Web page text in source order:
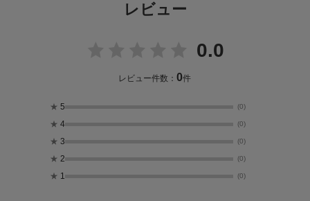
レビュー
0.0
レビュー件数：0件
★ 5 (0)
★ 4 (0)
★ 3 (0)
★ 2 (0)
★ 1 (0)